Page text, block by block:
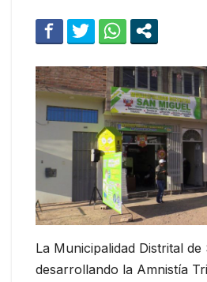
La Municipalidad Distrital
desarrollando la Amnistía